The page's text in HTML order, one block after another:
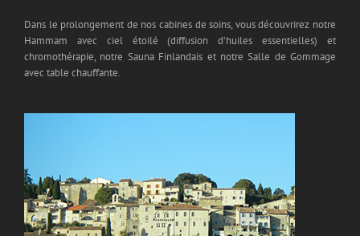
Dans le prolongement de nos cabines de soins, vous découvrirez notre
Hammam avec ciel étoilé (diffusion d’huiles essentielles) et
chromothérapie, notre Sauna Finlandais et notre Salle de Gommage
avec table chauffante.